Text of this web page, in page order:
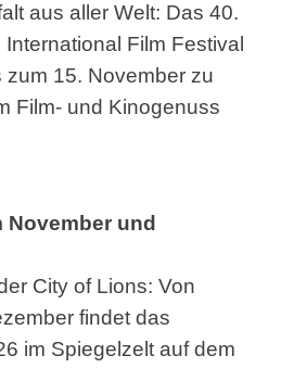
aus aller Welt: Das 40.
Film Festival
zum 15. November zu
Film- und Kinogenuss
November und
City of Lions: Von
findet das
im Spiegelzelt auf dem